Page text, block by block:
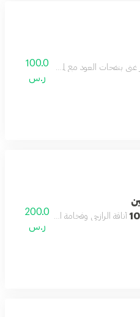
غني بنفحات العود مع لمسات عطرية غربية
100.0
ر.س
غربي 100 أناقة الرازجي وفخامة العود، نطلق عطر
200.0
ر.س